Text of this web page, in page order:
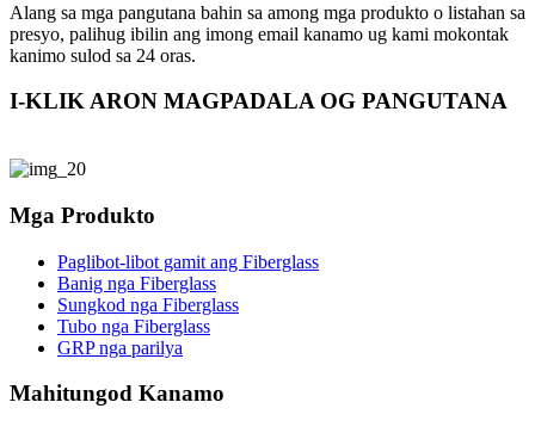
Alang sa mga pangutana bahin sa among mga produkto o listahan sa
presyo, palihug ibilin ang imong email kanamo ug kami mokontak
kanimo sulod sa 24 oras.
I-KLIK ARON MAGPADALA OG PANGUTANA
Mga Produkto
Paglibot-libot gamit ang Fiberglass
Banig nga Fiberglass
Sungkod nga Fiberglass
Tubo nga Fiberglass
GRP nga parilya
Mahitungod Kanamo